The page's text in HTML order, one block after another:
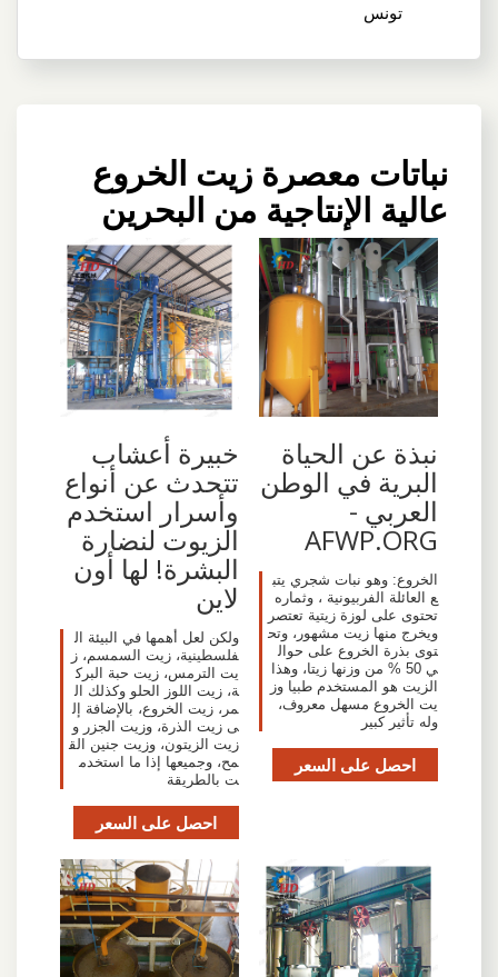
تونس
نباتات معصرة زيت الخروع
عالية الإنتاجية من البحرين
نبذة عن الحياة
البرية في الوطن
العربي -
AFWP.ORG
الخروع: وهو نبات شجري يتب
ع العائلة الفربيونية ، وثماره
تحتوى على لوزة زيتية تعتصر
ويخرج منها زيت مشهور، وتح
توى بذرة الخروع على حوال
ي 50 % من وزنها زيتا، وهذا
الزيت هو المستخدم طبيا وز
يت الخروع مسهل معروف،
وله تأثير كبير
احصل على السعر
خبيرة أعشاب
تتحدث عن أنواع
وأسرار استخدم
الزيوت لنضارة
البشرة! لها أون
لاين
ولكن لعل أهمها في البيئة ال
فلسطينية، زيت السمسم، ز
يت الترمس، زيت حبة البرك
ة، زيت اللوز الحلو وكذلك ال
مر، زيت الخروع، بالإضافة إل
ى زيت الذرة، وزيت الجزر و
زيت الزيتون، وزيت جنين الق
مح، وجميعها إذا ما استخدم
ت بالطريقة
احصل على السعر